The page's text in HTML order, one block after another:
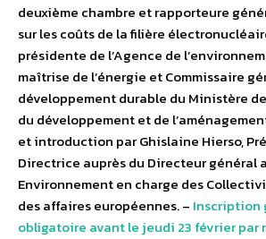
deuxième chambre et rapporteure
sur les coûts de la filière
présidente de l’Agence de
maîtrise de l’énergie et Commissaire
développement durable du Ministère
du développement et de
et introduction par Ghislaine Hierso,
Directrice auprès du Directeur général
Environnement en charge des
des affaires européennes. – Inscription
obligatoire avant le jeudi 23 février par